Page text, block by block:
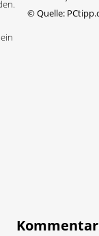
©Quelle: